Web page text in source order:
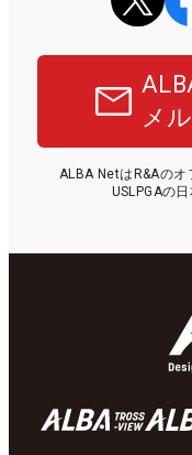
メ
ALBA NetはR&Aの
USLPGAの